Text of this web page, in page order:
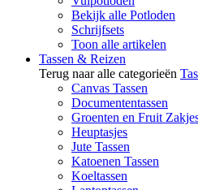
Bekijk alle Potloden
Schrijfsets
Toon alle artikelen
Tassen & Reizen
Terug naar alle categorieën
Canvas Tassen
Documententassen
Groenten en Fruit
Heuptasjes
Jute Tassen
Katoenen Tassen
Koeltassen